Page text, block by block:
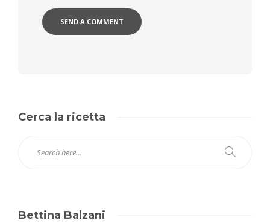
Cerca la ricetta
Bettina Balzani